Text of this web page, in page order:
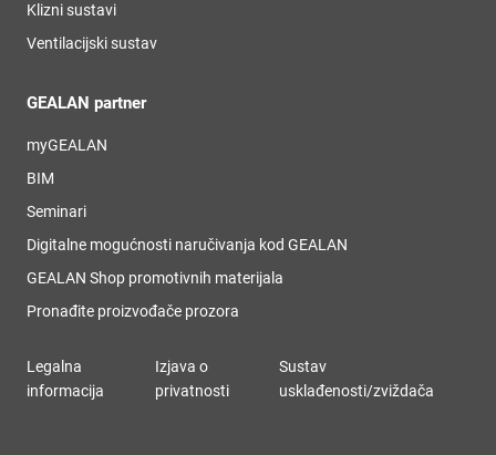
Klizni sustavi
Ventilacijski sustav
GEALAN partner
myGEALAN
BIM
Seminari
Digitalne mogućnosti naručivanja kod GEALAN
GEALAN Shop promotivnih materijala
Pronađite proizvođače prozora
Legalna
informacija
Izjava o
privatnosti
Sustav
usklađenosti/zviždača